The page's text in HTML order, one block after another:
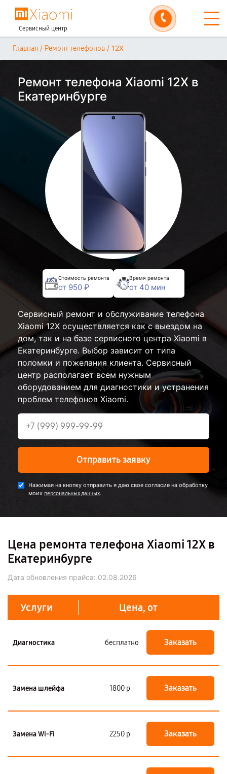
Сервисный центр
Главная / Ремонт телефонов / 12X
Ремонт телефона Xiaomi 12X в
Екатеринбурге
Стоимость ремонта
от 950 ₽
Время ремонта
от 40 мин
Сервисный ремонт и обслуживание телефона
Xiaomi 12X осуществляется как с выездом на
дом, так и на базе сервисного центра Xiaomi в
Екатеринбурге. Выбор зависит от типа
поломки и пожелания клиента. Сервисный
центр располагает всем нужным
оборудованием для диагностики и устранения
проблем телефонов Xiaomi.
Отправить заявку
Нажимая на кнопку отправить я даю свое согласие на обработку
моих персональных данных.
Цена ремонта телефона Xiaomi 12X в
Екатеринбурге
Дата обновления прайса: 02.08.2026
Услуги Цена, от
Диагностика бесплатно Заказать
Замена шлейфа 1800 р Заказать
Замена Wi-Fi 2250 р Заказать